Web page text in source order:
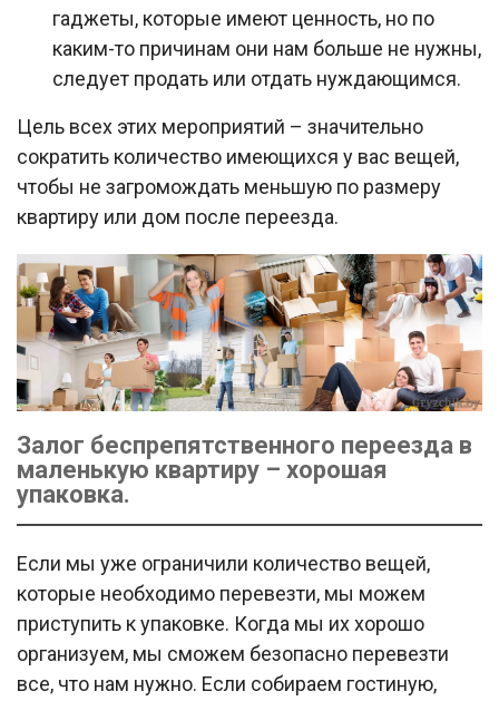
гаджеты, которые имеют ценность, но по
каким-то причинам они нам больше не нужны,
следует продать или отдать нуждающимся.
Цель всех этих мероприятий – значительно
сократить количество имеющихся у вас вещей,
чтобы не загромождать меньшую по размеру
квартиру или дом после переезда.
Залог беспрепятственного переезда в
маленькую квартиру – хорошая
упаковка.
Если мы уже ограничили количество вещей,
которые необходимо перевезти, мы можем
приступить к упаковке. Когда мы их хорошо
организуем, мы сможем безопасно перевезти
все, что нам нужно. Если собираем гостиную,